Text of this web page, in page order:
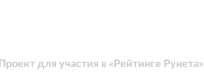
Проект для участия в «Рейтинге Рунета»